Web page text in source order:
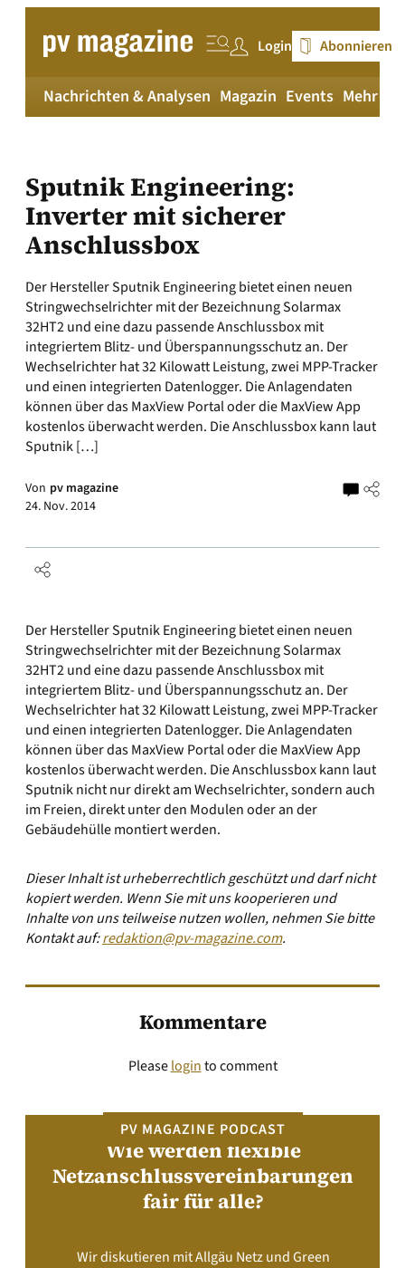
springen
Login Abonnieren
Nachrichten & Analysen Magazin Events Mehr
Sputnik Engineering:
Inverter mit sicherer
Anschlussbox
Der Hersteller Sputnik Engineering bietet einen neuen
Stringwechselrichter mit der Bezeichnung Solarmax
32HT2 und eine dazu passende Anschlussbox mit
integriertem Blitz- und Überspannungsschutz an. Der
Wechselrichter hat 32 Kilowatt Leistung, zwei MPP-Tracker
und einen integrierten Datenlogger. Die Anlagendaten
können über das MaxView Portal oder die MaxView App
kostenlos überwacht werden. Die Anschlussbox kann laut
Sputnik […]
Von pv magazine
24. Nov. 2014
Der Hersteller Sputnik Engineering bietet einen neuen
Stringwechselrichter mit der Bezeichnung Solarmax
32HT2 und eine dazu passende Anschlussbox mit
integriertem Blitz- und Überspannungsschutz an. Der
Wechselrichter hat 32 Kilowatt Leistung, zwei MPP-Tracker
und einen integrierten Datenlogger. Die Anlagendaten
können über das MaxView Portal oder die MaxView App
kostenlos überwacht werden. Die Anschlussbox kann laut
Sputnik nicht nur direkt am Wechselrichter, sondern auch
im Freien, direkt unter den Modulen oder an der
Gebäudehülle montiert werden.
Dieser Inhalt ist urheberrechtlich geschützt und darf nicht
kopiert werden. Wenn Sie mit uns kooperieren und
Inhalte von uns teilweise nutzen wollen, nehmen Sie bitte
Kontakt auf:redaktion@pv-magazine.com.
Kommentare
Pleaseloginto comment
PV MAGAZINE PODCAST
Wie werden flexible
Netzanschlussvereinbarungen
fair für alle?
Wir diskutieren mit Allgäu Netz und Green